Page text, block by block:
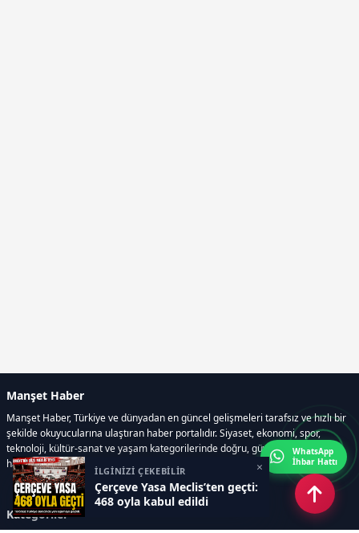
İLGİNİZİ ÇEKEBİLİR
Çerçeve Yasa Meclis’ten geçti:
468 oyla kabul edildi
×
Manşet Haber
Manşet Haber, Türkiye ve dünyadan en güncel gelişmeleri tarafsız ve hızlı bir
şekilde okuyucularına ulaştıran haber portalıdır. Siyaset, ekonomi, spor,
teknoloji, kültür-sanat ve yaşam kategorilerinde doğru, güvenilir ve anlık
haberler sunar.
Kategoriler
WhatsApp
İhbar Hattı